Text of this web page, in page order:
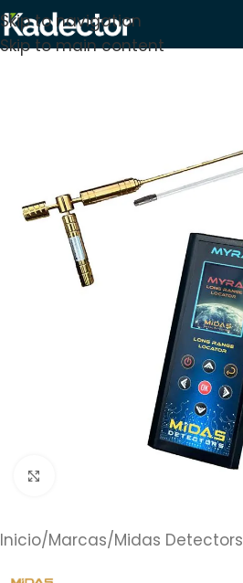
Skip to navigation
Skip to main content
Inicio/Marcas/Midas Detectors